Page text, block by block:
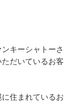
キーシャトーさ
だいているお客
住まれているお